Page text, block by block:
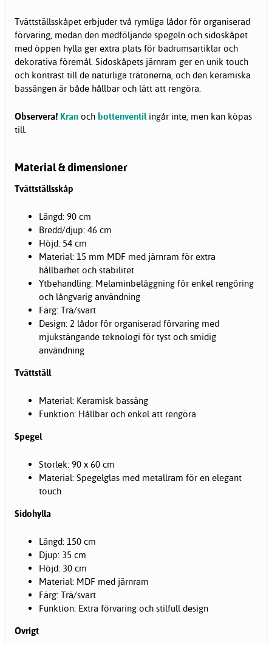
Tvättställsskåpet erbjuder två rymliga lådor för organiserad
förvaring, medan den medföljande spegeln och sidoskåpet
med öppen hylla ger extra plats för badrumsartiklar och
dekorativa föremål. Sidoskåpets järnram ger en unik touch
och kontrast till de naturliga trätonerna, och den keramiska
bassängen är både hållbar och lätt att rengöra.
Observera! Kran och bottenventil ingår inte, men kan köpas
till.
Material & dimensioner
Tvättställsskåp
Längd: 90 cm
Bredd/djup: 46 cm
Höjd: 54 cm
Material: 15 mm MDF med järnram för extra
hållbarhet och stabilitet
Ytbehandling: Melaminbeläggning för enkel rengöring
och långvarig användning
Färg: Trä/svart
Design: 2 lådor för organiserad förvaring med
mjukstängande teknologi för tyst och smidig
användning
Tvättställ
Material: Keramisk bassäng
Funktion: Hållbar och enkel att rengöra
Spegel
Storlek: 90 x 60 cm
Material: Spegelglas med metallram för en elegant
touch
Sidohylla
Längd: 150 cm
Djup: 35 cm
Höjd: 30 cm
Material: MDF med järnram
Färg: Trä/svart
Funktion: Extra förvaring och stilfull design
Övrigt